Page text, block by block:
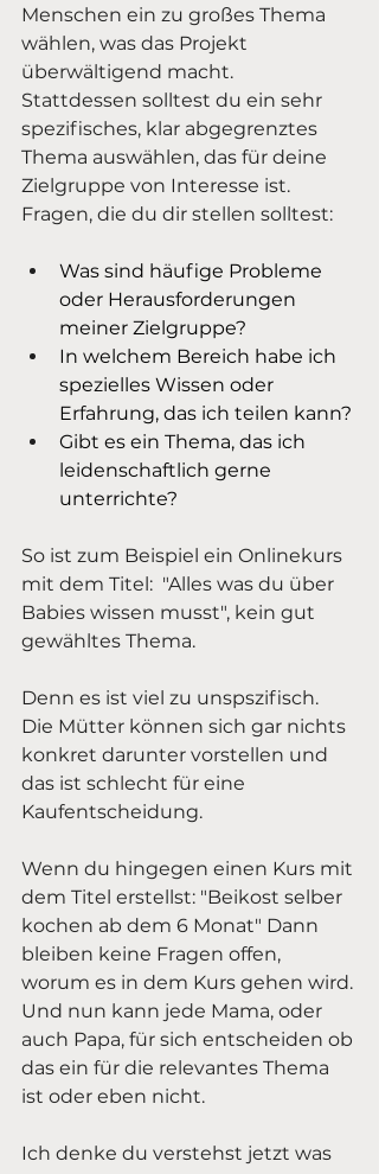
Menschen ein zu großes Thema
wählen, was das Projekt
überwältigend macht.
Stattdessen solltest du ein sehr
spezifisches, klar abgegrenztes
Thema auswählen, das für deine
Zielgruppe von Interesse ist.
Fragen, die du dir stellen solltest:
Was sind häufige Probleme
oder Herausforderungen
meiner Zielgruppe?
In welchem Bereich habe ich
spezielles Wissen oder
Erfahrung, das ich teilen kann?
Gibt es ein Thema, das ich
leidenschaftlich gerne
unterrichte?
So ist zum Beispiel ein Onlinekurs
mit dem Titel:  "Alles was du über
Babies wissen musst", kein gut
gewähltes Thema.
Denn es ist viel zu unspszifisch.
Die Mütter können sich gar nichts
konkret darunter vorstellen und
das ist schlecht für eine
Kaufentscheidung.
Wenn du hingegen einen Kurs mit
dem Titel erstellst: "Beikost selber
kochen ab dem 6 Monat" Dann
bleiben keine Fragen offen,
worum es in dem Kurs gehen wird.
Und nun kann jede Mama, oder
auch Papa, für sich entscheiden ob
das ein für die relevantes Thema
ist oder eben nicht.
Ich denke du verstehst jetzt was